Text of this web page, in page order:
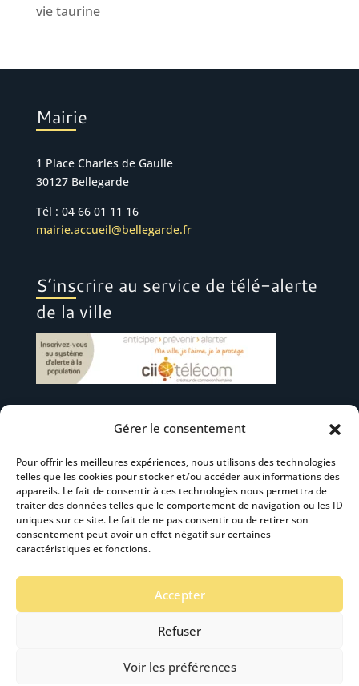
Gérer le consentement
Pour offrir les meilleures expériences, nous utilisons des technologies
telles que les cookies pour stocker et/ou accéder aux informations des
appareils. Le fait de consentir à ces technologies nous permettra de
traiter des données telles que le comportement de navigation ou les ID
uniques sur ce site. Le fait de ne pas consentir ou de retirer son
consentement peut avoir un effet négatif sur certaines
caractéristiques et fonctions.
Accepter
Refuser
Voir les préférences
vie taurine
Mairie
1 Place Charles de Gaulle
30127 Bellegarde
Tél : 04 66 01 11 16
mairie.accueil@bellegarde.fr
S’inscrire au service de télé-alerte
de la ville
Suivez-nous
S’abonner à la newsletter